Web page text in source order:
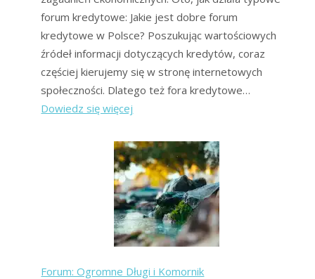
forum kredytowe: Jakie jest dobre forum
kredytowe w Polsce? Poszukując wartościowych
źródeł informacji dotyczących kredytów, coraz
częściej kierujemy się w stronę internetowych
społeczności. Dlatego też fora kredytowe…
Dowiedz się więcej
kredytowe:
komornik,
chwilówki,
opinie
Forum: Ogromne Długi i Komornik